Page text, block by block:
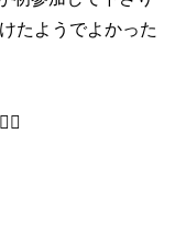
たようでよかった